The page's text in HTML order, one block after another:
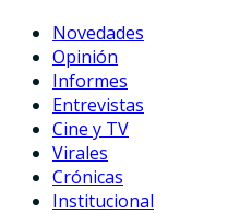
Novedades
Opinión
Informes
Entrevistas
Cine y TV
Virales
Crónicas
Institucional